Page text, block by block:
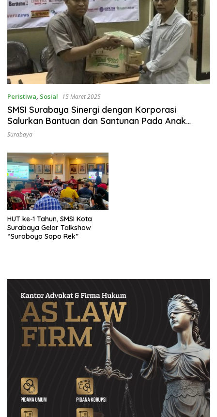
Peristiwa, Sosial 15 Maret 2025
SMSI Surabaya Sinergi dengan Korporasi
Salurkan Bantuan dan Santunan Pada Anak
Yatim dan Duafa
Surabaya
HUT ke-1 Tahun, SMSI Kota
Surabaya Gelar Talkshow
“Suroboyo Sopo Rek”